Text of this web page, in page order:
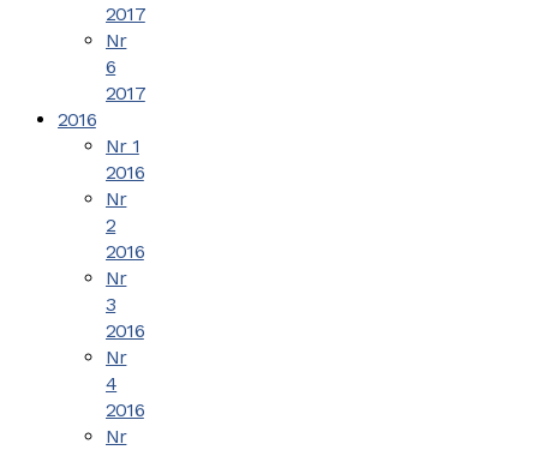
2017
Nr
6
2017
2016
Nr 1
2016
Nr
2
2016
Nr
3
2016
Nr
4
2016
Nr